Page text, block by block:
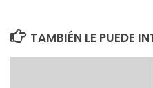
TAMBIÉN LE PUEDE